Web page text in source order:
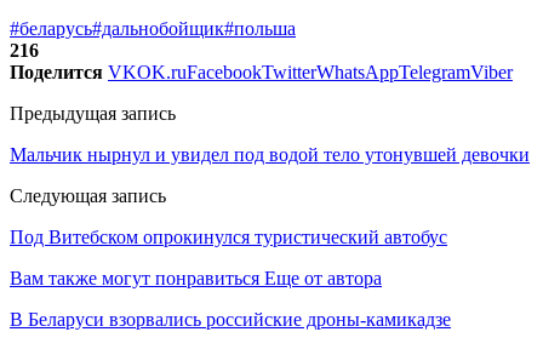
#беларусь#дальнобойщик#польша
216
Поделится VKOK.ruFacebookTwitterWhatsAppTelegramViber
Предыдущая запись
Мальчик нырнул и увидел под водой тело утонувшей девочки
Следующая запись
Под Витебском опрокинулся туристический автобус
Вам также могут понравиться Еще от автора
В Беларуси взорвались российские дроны-камикадзе